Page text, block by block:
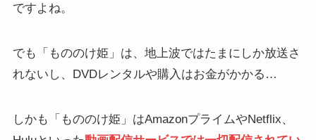
ですよね。
でも「もののけ姫」は、地上波ではたまにしか放送さ
れないし、DVDレンタルや購入はお金がかかる…
しかも「もののけ姫」はAmazonプライムやNetflix、